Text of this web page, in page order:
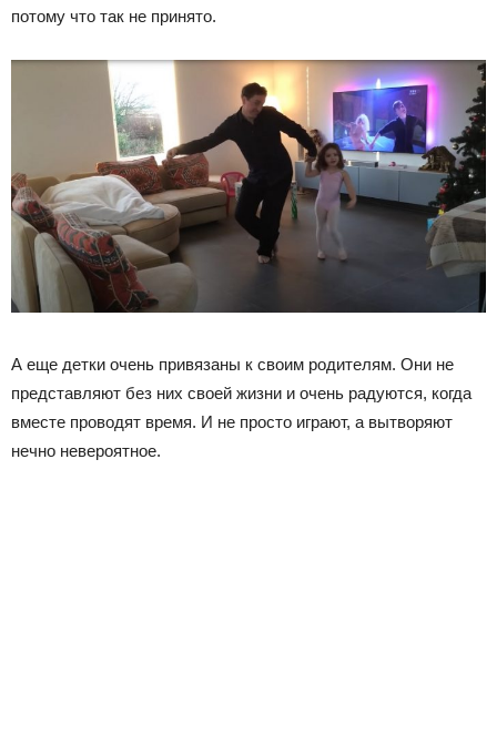
потому что так не принято.
А еще детки очень привязаны к своим родителям. Они не
представляют без них своей жизни и очень радуются, когда
вместе проводят время. И не просто играют, а вытворяют
нечно невероятное.